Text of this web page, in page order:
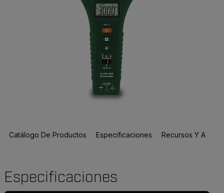
Catálogo De Productos Especificaciones Recursos Y
Especificaciones